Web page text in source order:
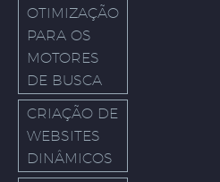
OTIMIZAÇÃO
PARA OS
MOTORES
DE BUSCA
CRIAÇÃO DE
WEBSITES
DINÂMICOS